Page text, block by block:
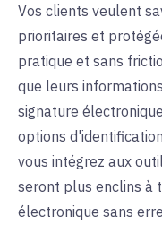
Vos clients veulent
prioritaires et
pratique et sans
que leurs
signature
options
vous intégrez aux
seront plus enclins à
électronique sans